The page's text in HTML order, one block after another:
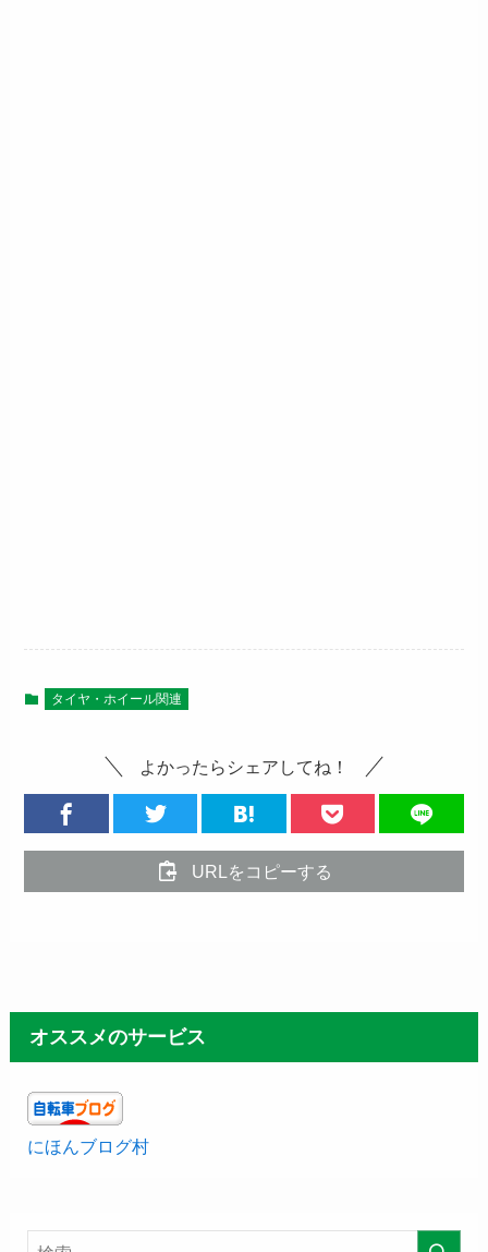
タイヤ・ホイール関連
よかったらシェアしてね！
URLをコピーする
オススメのサービス
にほんブログ村